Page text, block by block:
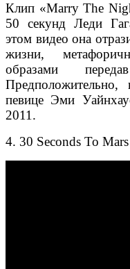
Клип «Marry The
50 секунд Леди
этом видео она
жизни,
образами
Предположительно,
певице Эми
2011.
4. 30 Seconds To